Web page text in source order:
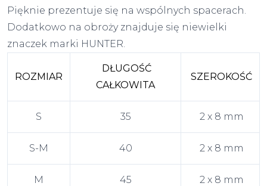
Pięknie prezentuje się na wspólnych spacerach.
Dodatkowo na obroży znajduje się niewielki
znaczek marki HUNTER.
ROZMIAR
DŁUGOŚĆ
CAŁKOWITA
SZEROKOŚĆ
S 35 2 x 8 mm
S-M 40 2 x 8 mm
M 45 2 x 8 mm